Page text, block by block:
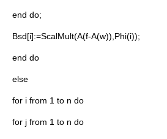
end do;
Bsd[i]:=ScalMult(A(f-A(w)),Phi(i));
end do
else
for i from 1 to n do
for j from 1 to n do